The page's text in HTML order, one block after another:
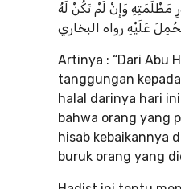
مَظْلَمَتِهِ وَإِنْ لَمْ تَكُنْ لَهُ
Artinya : “Dari Abu
tanggungan
halal darinya hari
bahwa orang yang
hisab kebaikannya
buruk orang yang